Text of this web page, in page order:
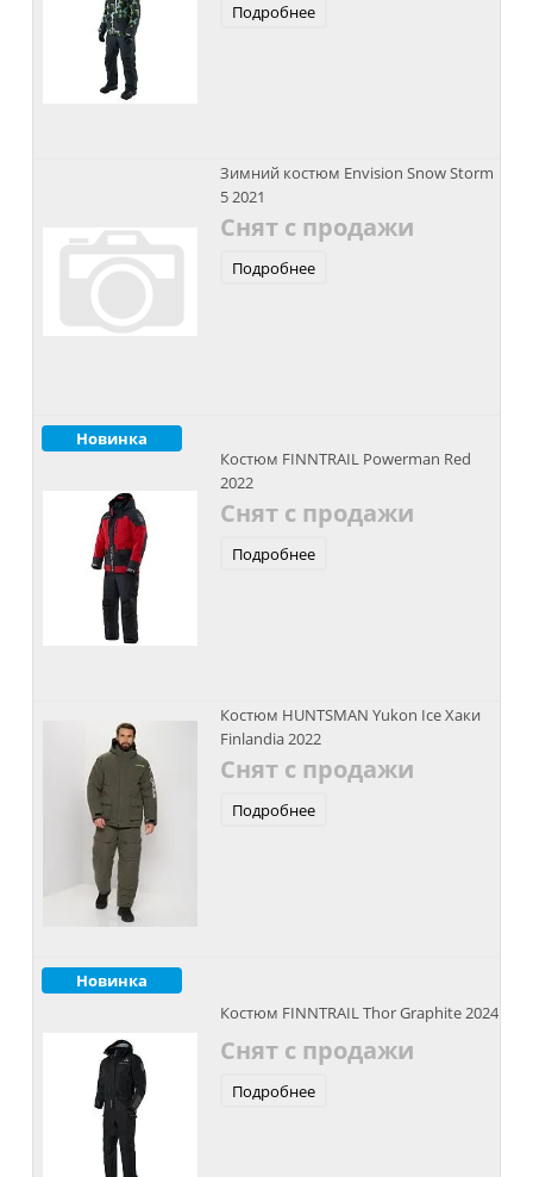
Подробнее
Зимний костюм Envision Snow Storm
5 2021
Снят с продажи
Подробнее
Новинка
Костюм FINNTRAIL Powerman Red
2022
Снят с продажи
Подробнее
Костюм HUNTSMAN Yukon Ice Хаки
Finlandia 2022
Снят с продажи
Подробнее
Новинка
Костюм FINNTRAIL Thor Graphite 2024
Снят с продажи
Подробнее